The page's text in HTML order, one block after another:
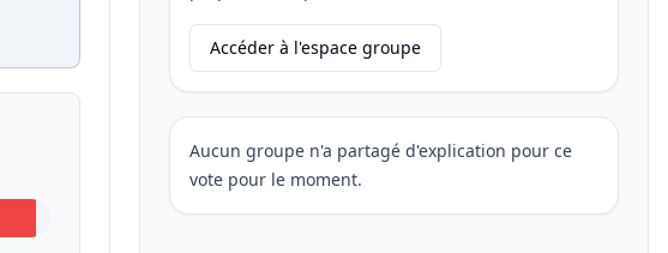
Accéder à l'espace groupe
Aucun groupe n'a partagé d'explication pour ce
vote pour le moment.